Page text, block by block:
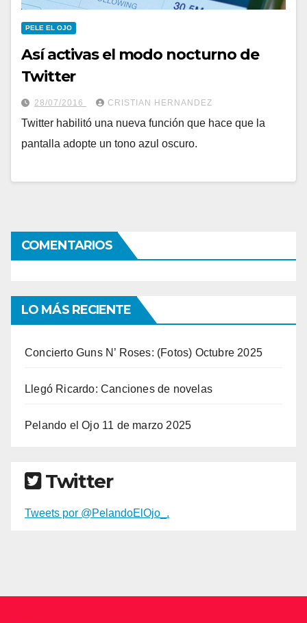
PELE EL OJO
Así activas el modo nocturno de
Twitter
28/07/2016 CRISTIAN HERNANDEZ
Twitter habilitó una nueva función que hace que la
pantalla adopte un tono azul oscuro.
COMENTARIOS
LO MÁS RECIENTE
Concierto Guns N’ Roses: (Fotos) Octubre 2025
Llegó Ricardo: Canciones de novelas
Pelando el Ojo 11 de marzo 2025
Twitter
Tweets por @PelandoElOjo_.